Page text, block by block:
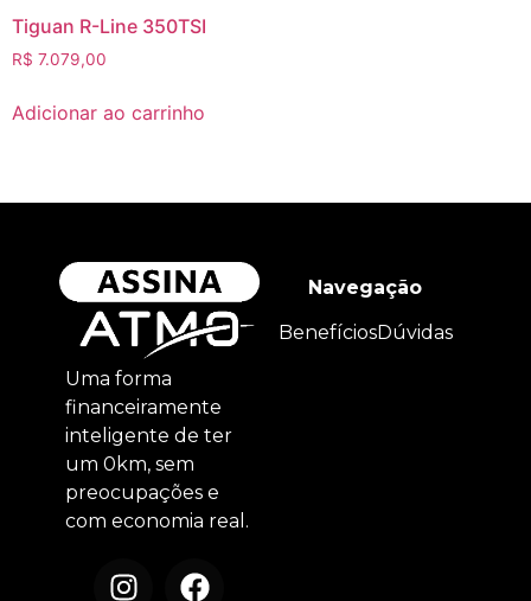
Tiguan R-Line 350TSI
R$ 7.079,00
Adicionar ao carrinho
Uma forma
financeiramente
inteligente de ter
um 0km, sem
preocupações e
com economia real.
Navegação
BenefíciosDúvidas